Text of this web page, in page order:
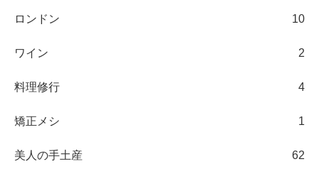
ロンドン 10
ワイン 2
料理修行 4
矯正メシ 1
美人の手土産 62